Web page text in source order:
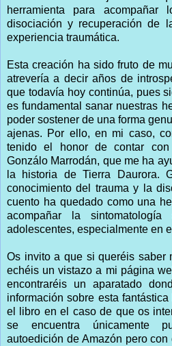
herramienta para acompañar
disociación y recuperación de
experiencia traumática.
Esta creación ha sido fruto de
atrevería a decir años de
que todavía hoy continúa, pues
es fundamental sanar nuestras
poder sostener de una forma
ajenas. Por ello, en mi caso,
tenido el honor de contar
Gonzálo Marrodán, que me ha
la historia de Tierra Daurora.
conocimiento del trauma y la
cuento ha quedado como una
acompañar la
adolescentes, especialmente en
Os invito a que si queréis saber
echéis un vistazo a mi página
encontraréis un aparatado
información sobre esta
el libro en el caso de que os
se encuentra únicamente
autoedición de Amazón pero